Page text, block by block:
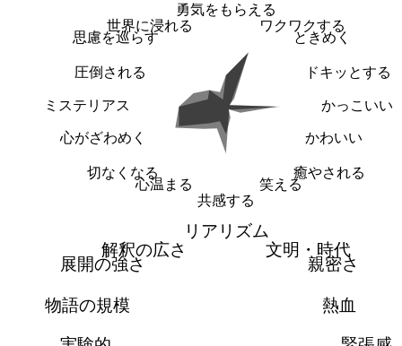
勇気をもらえる
ワクワクする
ときめく
ドキッとする
かっこいい
かわいい
癒やされる
笑える
共感する
心温まる
切なくなる
心がざわめく
ミステリアス
圧倒される
思慮を巡らす
世界に浸れる
リアリズム
文明・時代
親密さ
熱血
物語の規模
展開の強さ
解釈の広さ